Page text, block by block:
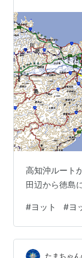
高知沖ルート
田辺から徳島
#ヨット #ヨ
たまちゃ